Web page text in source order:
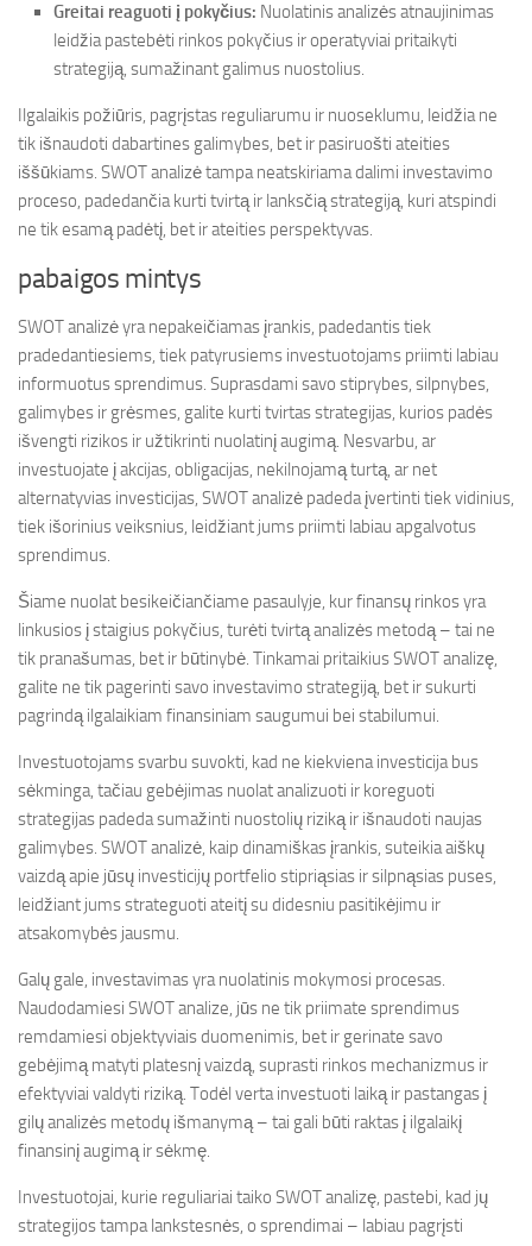
Greitai reaguoti į pokyčius: Nuolatinis analizės atnaujinimas
leidžia pastebėti rinkos pokyčius ir operatyviai pritaikyti
strategiją, sumažinant galimus nuostolius.
Ilgalaikis požiūris, pagrįstas reguliarumu ir nuoseklumu, leidžia ne
tik išnaudoti dabartines galimybes, bet ir pasiruošti ateities
iššūkiams. SWOT analizė tampa neatskiriama dalimi investavimo
proceso, padedančia kurti tvirtą ir lanksčią strategiją, kuri atspindi
ne tik esamą padėtį, bet ir ateities perspektyvas.
pabaigos mintys
SWOT analizė yra nepakeičiamas įrankis, padedantis tiek
pradedantiesiems, tiek patyrusiems investuotojams priimti labiau
informuotus sprendimus. Suprasdami savo stiprybes, silpnybes,
galimybes ir grėsmes, galite kurti tvirtas strategijas, kurios padės
išvengti rizikos ir užtikrinti nuolatinį augimą. Nesvarbu, ar
investuojate į akcijas, obligacijas, nekilnojamą turtą, ar net
alternatyvias investicijas, SWOT analizė padeda įvertinti tiek vidinius,
tiek išorinius veiksnius, leidžiant jums priimti labiau apgalvotus
sprendimus.
Šiame nuolat besikeičiančiame pasaulyje, kur finansų rinkos yra
linkusios į staigius pokyčius, turėti tvirtą analizės metodą – tai ne
tik pranašumas, bet ir būtinybė. Tinkamai pritaikius SWOT analizę,
galite ne tik pagerinti savo investavimo strategiją, bet ir sukurti
pagrindą ilgalaikiam finansiniam saugumui bei stabilumui.
Investuotojams svarbu suvokti, kad ne kiekviena investicija bus
sėkminga, tačiau gebėjimas nuolat analizuoti ir koreguoti
strategijas padeda sumažinti nuostolių riziką ir išnaudoti naujas
galimybes. SWOT analizė, kaip dinamiškas įrankis, suteikia aiškų
vaizdą apie jūsų investicijų portfelio stipriąsias ir silpnąsias puses,
leidžiant jums strateguoti ateitį su didesniu pasitikėjimu ir
atsakomybės jausmu.
Galų gale, investavimas yra nuolatinis mokymosi procesas.
Naudodamiesi SWOT analize, jūs ne tik priimate sprendimus
remdamiesi objektyviais duomenimis, bet ir gerinate savo
gebėjimą matyti platesnį vaizdą, suprasti rinkos mechanizmus ir
efektyviai valdyti riziką. Todėl verta investuoti laiką ir pastangas į
gilų analizės metodų išmanymą – tai gali būti raktas į ilgalaikį
finansinį augimą ir sėkmę.
Investuotojai, kurie reguliariai taiko SWOT analizę, pastebi, kad jų
strategijos tampa lankstesnės, o sprendimai – labiau pagrįsti